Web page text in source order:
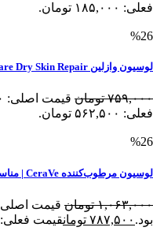
فعلی: ۱۸۵,۰۰۰ تومان.
%26
لوسیون وازلین Vaseline Intensive Care Dry Skin Repair
۷۵۹,۰۰۰ تومان قیمت اصلی: ۷۵۹,۰۰۰ تومان بود.
فعلی: ۵۶۲,۵۰۰ تومان.
%26
لوسیون مرطوب‌کننده CeraVe | مناسب برای پوست خشک تا خیلی خشک
۱,۰۶۳,۰۰۰ تومان
بود. ۷۸۷,۵۰۰ تومانقیمت فعلی: ۷۸۷,۵۰۰ تومان.